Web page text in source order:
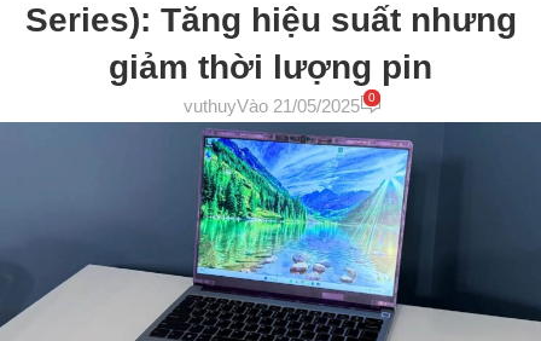
Series): Tăng hiệu suất nhưng
giảm thời lượng pin
vuthuyVào 21/05/2025 0